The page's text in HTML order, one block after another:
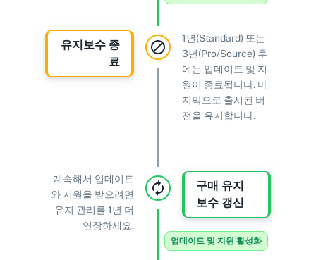
1년(Standard) 또는
3년(Pro/Source) 후
에는 업데이트 및 지
원이 종료됩니다. 마
지막으로 출시된 버
전을 유지합니다.
유지보수 종
료
계속해서 업데이트
와 지원을 받으려면
유지 관리를 1년 더
연장하세요.
업데이트 및 지원 활성화
구매 유지
보수 갱신